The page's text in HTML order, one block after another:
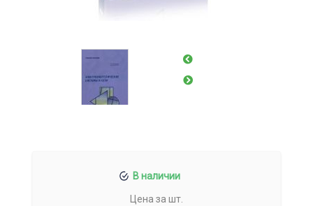
В наличии
Цена за шт.